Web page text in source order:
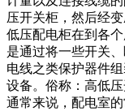
压开关柜，然后经
低压配电柜在到各
是通过将一些开关
电线之类保护器件
设备。俗称：高低
通常来说，配电室